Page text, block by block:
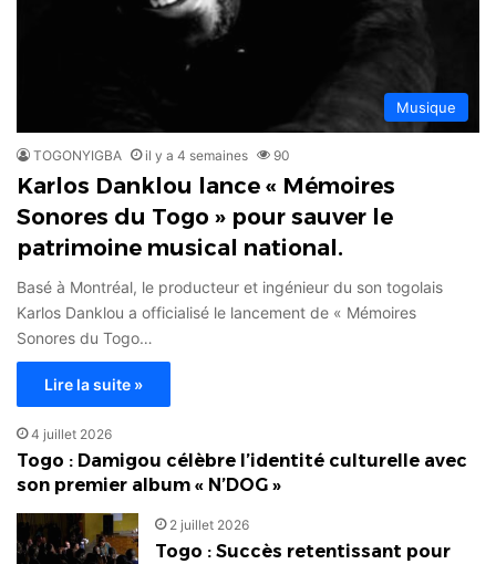
Musique
TOGONYIGBA il y a 4 semaines 90
Karlos Danklou lance « Mémoires
Sonores du Togo » pour sauver le
patrimoine musical national.
Basé à Montréal, le producteur et ingénieur du son togolais
Karlos Danklou a officialisé le lancement de « Mémoires
Sonores du Togo…
Lire la suite »
4 juillet 2026
Togo : Damigou célèbre l’identité culturelle avec
son premier album « N’DOG »
2 juillet 2026
Togo : Succès retentissant pour